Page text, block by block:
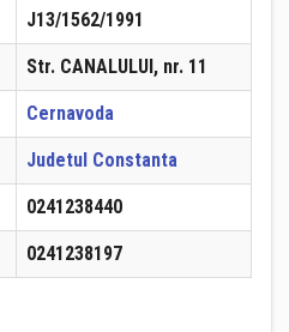
J13/1562/1991
Str. CANALULUI, nr. 11
Cernavoda
Judetul Constanta
0241238440
0241238197